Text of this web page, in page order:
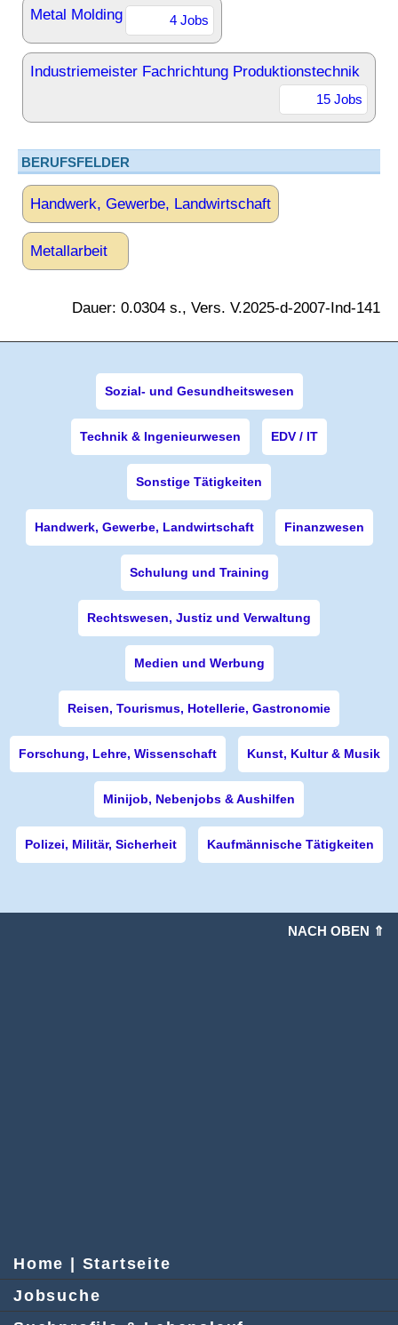
Metal Molding 4 Jobs
Industriemeister Fachrichtung Produktionstechnik
15 Jobs
BERUFSFELDER
Handwerk, Gewerbe, Landwirtschaft
Metallarbeit
Dauer: 0.0304 s., Vers. V.2025-d-2007-Ind-141
Sozial- und Gesundheitswesen
Technik & Ingenieurwesen EDV / IT
Sonstige Tätigkeiten
Handwerk, Gewerbe, Landwirtschaft Finanzwesen
Schulung und Training
Rechtswesen, Justiz und Verwaltung
Medien und Werbung
Reisen, Tourismus, Hotellerie, Gastronomie
Forschung, Lehre, Wissenschaft Kunst, Kultur & Musik
Minijob, Nebenjobs & Aushilfen
Polizei, Militär, Sicherheit Kaufmännische Tätigkeiten
NACH OBEN ⇑
Home | Startseite
Jobsuche